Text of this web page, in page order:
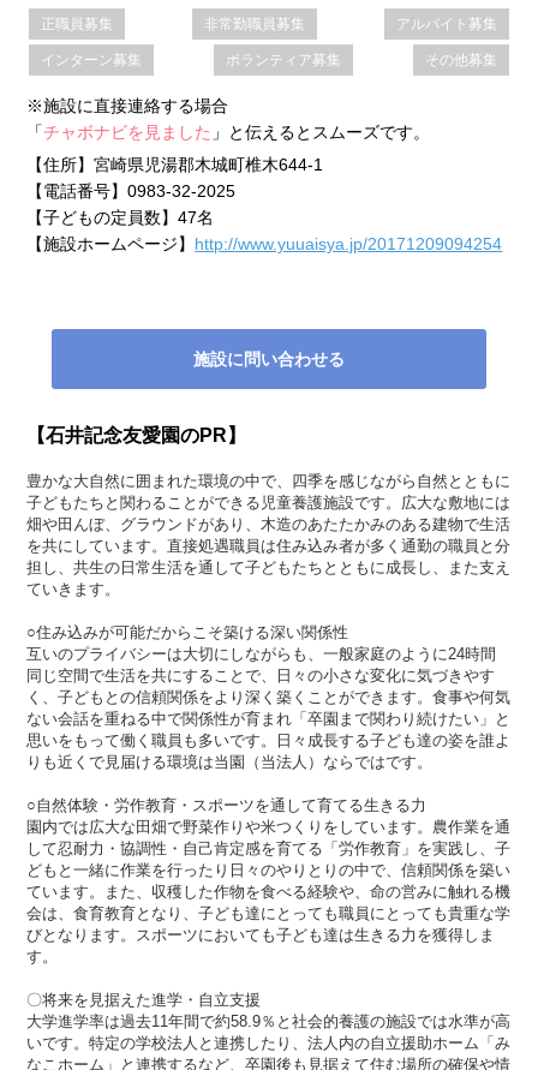
正職員募集 非常勤職員募集 アルバイト募集
インターン募集 ボランティア募集 その他募集
※施設に直接連絡する場合
「チャボナビを見ました 」と伝えるとスムーズです。
【住所】宮崎県児湯郡木城町椎木644-1
【電話番号】0983-32-2025
【子どもの定員数】47名
【施設ホームページ】 http://www.yuuaisya.jp/20171209094254
施設に問い合わせる
【石井記念友愛園のPR】
豊かな大自然に囲まれた環境の中で、四季を感じながら自然とともに
子どもたちと関わることができる児童養護施設です。広大な敷地には
畑や田んぼ、グラウンドがあり、木造のあたたかみのある建物で生活
を共にしています。直接処遇職員は住み込み者が多く通勤の職員と分
担し、共生の日常生活を通して子どもたちとともに成長し、また支え
ていきます。
○住み込みが可能だからこそ築ける深い関係性
互いのプライバシーは大切にしながらも、一般家庭のように24時間
同じ空間で生活を共にすることで、日々の小さな変化に気づきやす
く、子どもとの信頼関係をより深く築くことができます。食事や何気
ない会話を重ねる中で関係性が育まれ「卒園まで関わり続けたい」と
思いをもって働く職員も多いです。日々成長する子ども達の姿を誰よ
りも近くで見届ける環境は当園（当法人）ならではです。
○自然体験・労作教育・スポーツを通して育てる生きる力
園内では広大な田畑で野菜作りや米つくりをしています。農作業を通
して忍耐力・協調性・自己肯定感を育てる「労作教育」を実践し、子
どもと一緒に作業を行ったり日々のやりとりの中で、信頼関係を築い
ています。また、収穫した作物を食べる経験や、命の営みに触れる機
会は、食育教育となり、子ども達にとっても職員にとっても貴重な学
びとなります。スポーツにおいても子ども達は生きる力を獲得しま
す。
〇将来を見据えた進学・自立支援
大学進学率は過去11年間で約58.9％と社会的養護の施設では水準が高
いです。特定の学校法人と連携したり、法人内の自立援助ホーム「み
なこホーム」と連携するなど、卒園後も見据えて住む場所の確保や情